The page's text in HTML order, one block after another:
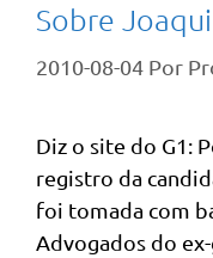
Sobre
2010-08-04 Por
Diz o site do G1:
registro da
foi tomada com
Advogados do